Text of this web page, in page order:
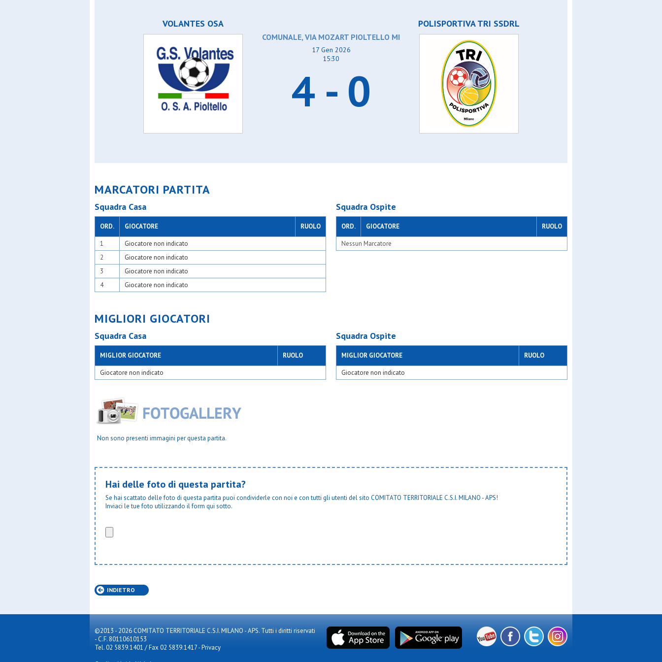
Ussa rozzano
Stella azzurra vaprio
Ussa rozzano
VOLANTES OSA
COMUNALE, VIA MOZART PIOLTELLO MI
17 Gen 2026
15:30
4 - 0
POLISPORTIVA TRI SSDRL
MARCATORI PARTITA
Squadra Casa
ORD. GIOCATORE RUOLO
1
Giocatore non indicato
2
Giocatore non indicato
3
Giocatore non indicato
4
Giocatore non indicato
Squadra Ospite
ORD. GIOCATORE RUOLO
Nessun Marcatore
MIGLIORI GIOCATORI
Squadra Casa
MIGLIOR GIOCATORE RUOLO
Giocatore non indicato
Squadra Ospite
MIGLIOR GIOCATORE RUOLO
Giocatore non indicato
Non sono presenti immagini per questa partita.
Hai delle foto di questa partita?
Se hai scattato delle foto di questa partita puoi condividerle con noi e con tutti gli utenti del sito COMITATO TERRITORIALE C.S.I. MILANO - APS!
Inviaci le tue foto utilizzando il form qui sotto.
INDIETRO
©2013 - 2026 COMITATO TERRITORIALE C.S.I. MILANO - APS. Tutti i diritti riservati
- C.F. 80110610153
Tel. 02 5839.1401 / Fax 02 5839.1417-Privacy